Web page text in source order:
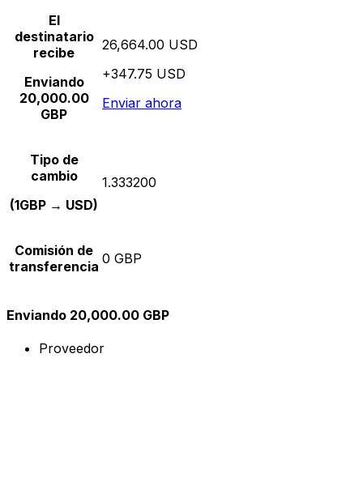
El
destinatario
recibe
Enviando
20,000.00
GBP
26,664.00 USD
+347.75 USD
Enviar ahora
Tipo de
cambio
(1GBP → USD)
1.333200
Comisión de
transferencia 0 GBP
Enviando 20,000.00 GBP
Proveedor